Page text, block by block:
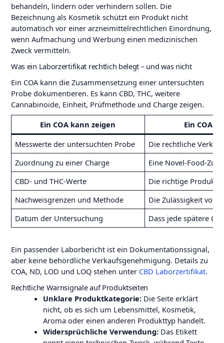
behandeln, lindern oder verhindern sollen. Die
Bezeichnung als Kosmetik schützt ein Produkt nicht
automatisch vor einer arzneimittelrechtlichen Einordnung,
wenn Aufmachung und Werbung einen medizinischen
Zweck vermitteln.
Was ein Laborzertifikat rechtlich belegt – und was nicht
Ein COA kann die Zusammensetzung einer untersuchten
Probe dokumentieren. Es kann CBD, THC, weitere
Cannabinoide, Einheit, Prüfmethode und Charge zeigen.
Ein COA kann zeigen
Ein COA
Messwerte der untersuchten Probe
Die rechtliche
Zuordnung zu einer Charge
Eine Novel-Food-
CBD- und THC-Werte
Die richtige
Nachweisgrenzen und Methode
Die Zulässigkeit von
Datum der Untersuchung
Dass jede spätere
Ein passender Laborbericht ist ein Dokumentationssignal,
aber keine behördliche Verkaufsgenehmigung. Details zu
COA, ND, LOD und LOQ stehen unter CBD Laborzertifikat.
Rechtliche Warnsignale auf Produktseiten
Unklare Produktkategorie:Die Seite erklärt
nicht, ob es sich um Lebensmittel, Kosmetik,
Aroma oder einen anderen Produkttyp handelt.
Widersprüchliche Verwendung:Das Etikett